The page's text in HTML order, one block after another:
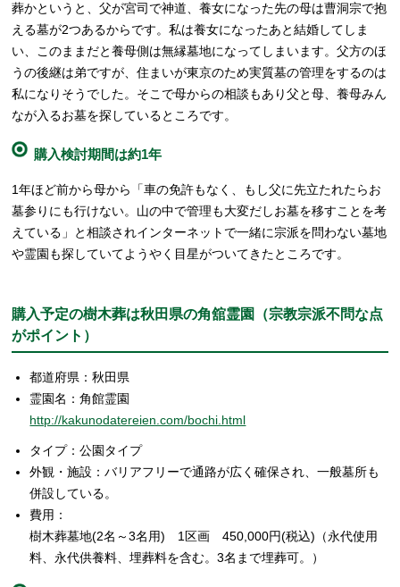
葬かというと、父が宮司で神道、養女になった先の母は曹洞宗で抱
える墓が2つあるからです。私は養女になったあと結婚してしま
い、このままだと養母側は無縁墓地になってしまいます。父方のほ
うの後継は弟ですが、住まいが東京のため実質墓の管理をするのは
私になりそうでした。そこで母からの相談もあり父と母、養母みん
なが入るお墓を探しているところです。
購入検討期間は約1年
1年ほど前から母から「車の免許もなく、もし父に先立たれたらお
墓参りにも行けない。山の中で管理も大変だしお墓を移すことを考
えている」と相談されインターネットで一緒に宗派を問わない墓地
や霊園も探していてようやく目星がついてきたところです。
購入予定の樹木葬は秋田県の角舘霊園（宗教宗派不問な点
がポイント）
都道府県：秋田県
霊園名：角館霊園
http://kakunodatereien.com/bochi.html
タイプ：公園タイプ
外観・施設：バリアフリーで通路が広く確保され、一般墓所も
併設している。
費用：
樹木葬墓地(2名～3名用) 1区画 450,000円(税込)（永代使用
料、永代供養料、埋葬料を含む。3名まで埋葬可。）